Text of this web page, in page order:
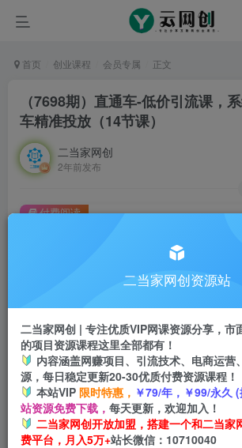
首页 创业课程 会员专属 正文
（7698期）直通车-低价引流课，
车精准投放（14节课）
二当家网创
2年前发布
此内容为付费阅读，请付费后查看
会员专属资源
会员免费
开通会员
付费阅读
二当家网创资源站
二当家网创 | 专注优质VIP网课资源分享，市
的项目资源课程这里全部都有！
内容涵盖网赚项目、引流技术、电商运营
源，每日稳定更新20-30优质付费资源课程！
本站VIP 限时特惠， ￥79/年，￥99/永久
站资源免费下载， 每天更新，欢迎加入！
二当家网创开放加盟，搭建一个和二当家
费平台，月入5万+站长微信：10710040